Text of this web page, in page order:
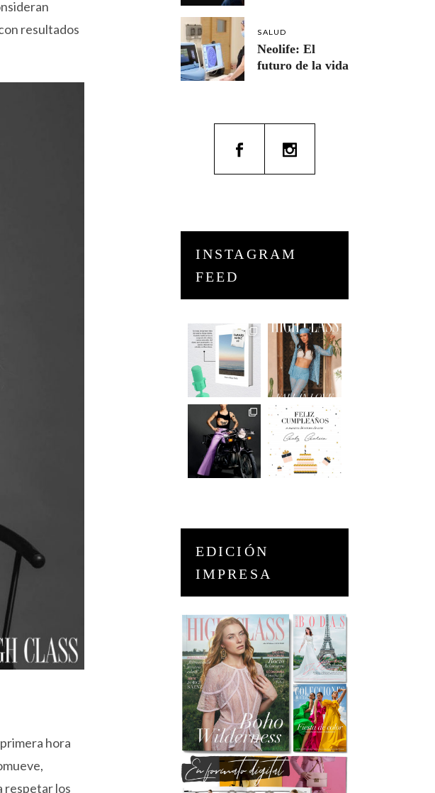
resultados
hora
respetar los
SALUD
Neolife: El
futuro de la vida
INSTAGRAM
FEED
EDICIÓN
IMPRESA